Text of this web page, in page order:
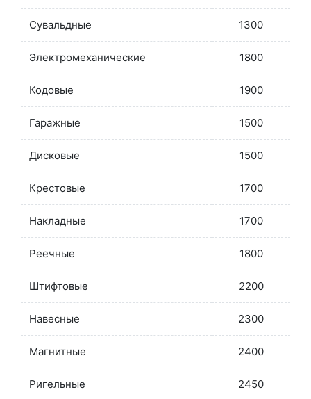
Сувальдные 1300
Электромеханические 1800
Кодовые 1900
Гаражные 1500
Дисковые 1500
Крестовые 1700
Накладные 1700
Реечные 1800
Штифтовые 2200
Навесные 2300
Магнитные 2400
Ригельные 2450